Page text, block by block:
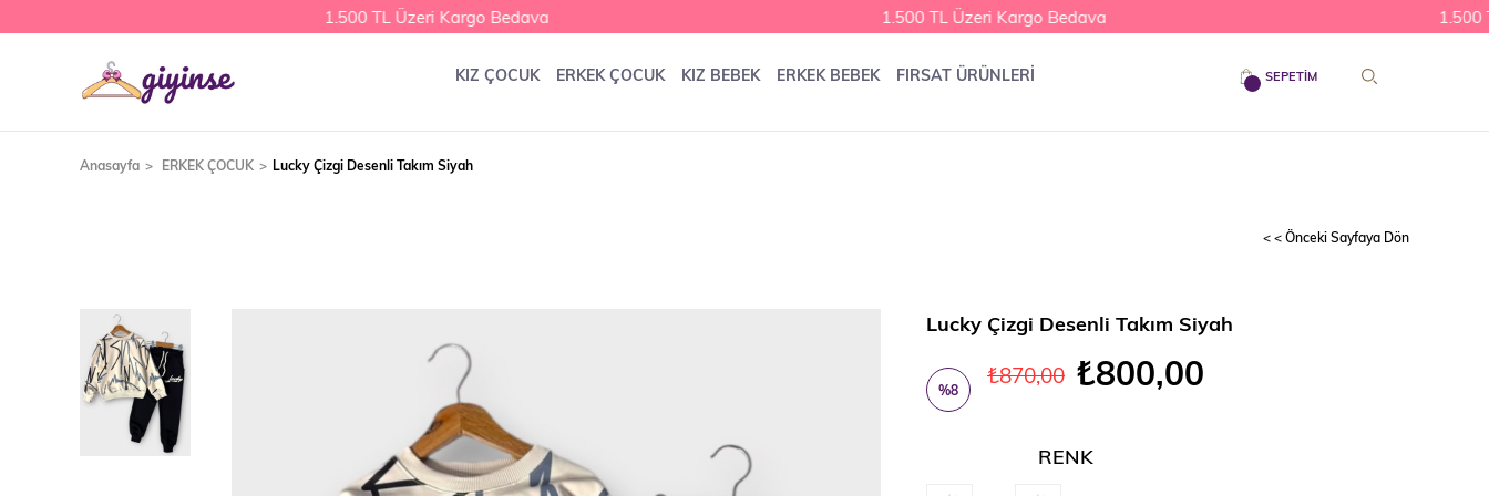
1.500 TL Üzeri Kargo Bedava 1.500 TL Üzeri Kargo Bedava 1.500
SEPETIM
KIZ ÇOCUK ERKEK ÇOCUK KIZ BEBEK ERKEK BEBEK FIRSAT ÜRÜNLERİ
Anasayfa ERKEK ÇOCUK Lucky Çizgi Desenli Takım Siyah
< < Önceki Sayfaya Dön
Lucky Çizgi Desenli Takım Siyah
%8
₺870,00 ₺800,00
RENK